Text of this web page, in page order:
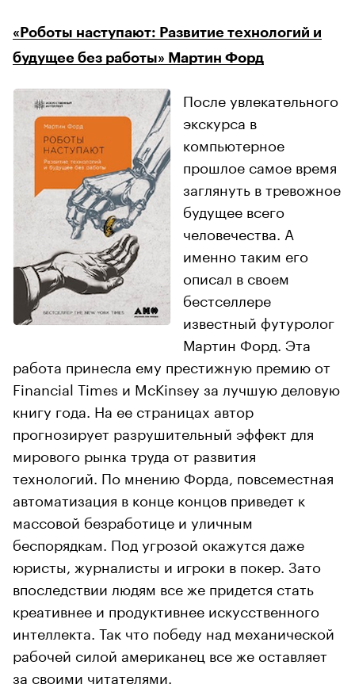
«Роботы наступают: Развитие технологий и
будущее без работы» Мартин Форд
После увлекательного
экскурса в
компьютерное
прошлое самое время
заглянуть в тревожное
будущее всего
человечества. А
именно таким его
описал в своем
бестселлере
известный футуролог
Мартин Форд. Эта
работа принесла ему престижную премию от
Financial Times и McKinsey за лучшую деловую
книгу года. На ее страницах автор
прогнозирует разрушительный эффект для
мирового рынка труда от развития
технологий. По мнению Форда, повсеместная
автоматизация в конце концов приведет к
массовой безработице и уличным
беспорядкам. Под угрозой окажутся даже
юристы, журналисты и игроки в покер. Зато
впоследствии людям все же придется стать
креативнее и продуктивнее искусственного
интеллекта. Так что победу над механической
рабочей силой американец все же оставляет
за своими читателями.